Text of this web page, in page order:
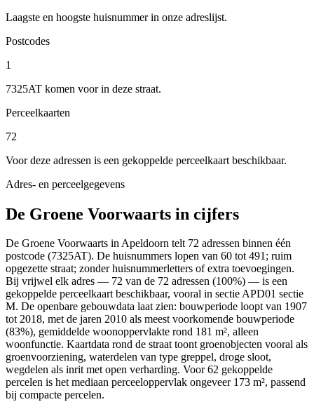
Laagste en hoogste huisnummer in onze adreslijst.
Postcodes
1
7325AT komen voor in deze straat.
Perceelkaarten
72
Voor deze adressen is een gekoppelde perceelkaart beschikbaar.
Adres- en perceelgegevens
De Groene Voorwaarts in cijfers
De Groene Voorwaarts in Apeldoorn telt 72 adressen binnen één
postcode (7325AT). De huisnummers lopen van 60 tot 491; ruim
opgezette straat; zonder huisnummerletters of extra toevoegingen.
Bij vrijwel elk adres — 72 van de 72 adressen (100%) — is een
gekoppelde perceelkaart beschikbaar, vooral in sectie APD01 sectie
M. De openbare gebouwdata laat zien: bouwperiode loopt van 1907
tot 2018, met de jaren 2010 als meest voorkomende bouwperiode
(83%), gemiddelde woonoppervlakte rond 181 m², alleen
woonfunctie. Kaartdata rond de straat toont groenobjecten vooral als
groenvoorziening, waterdelen van type greppel, droge sloot,
wegdelen als inrit met open verharding. Voor 62 gekoppelde
percelen is het mediaan perceeloppervlak ongeveer 173 m², passend
bij compacte percelen.